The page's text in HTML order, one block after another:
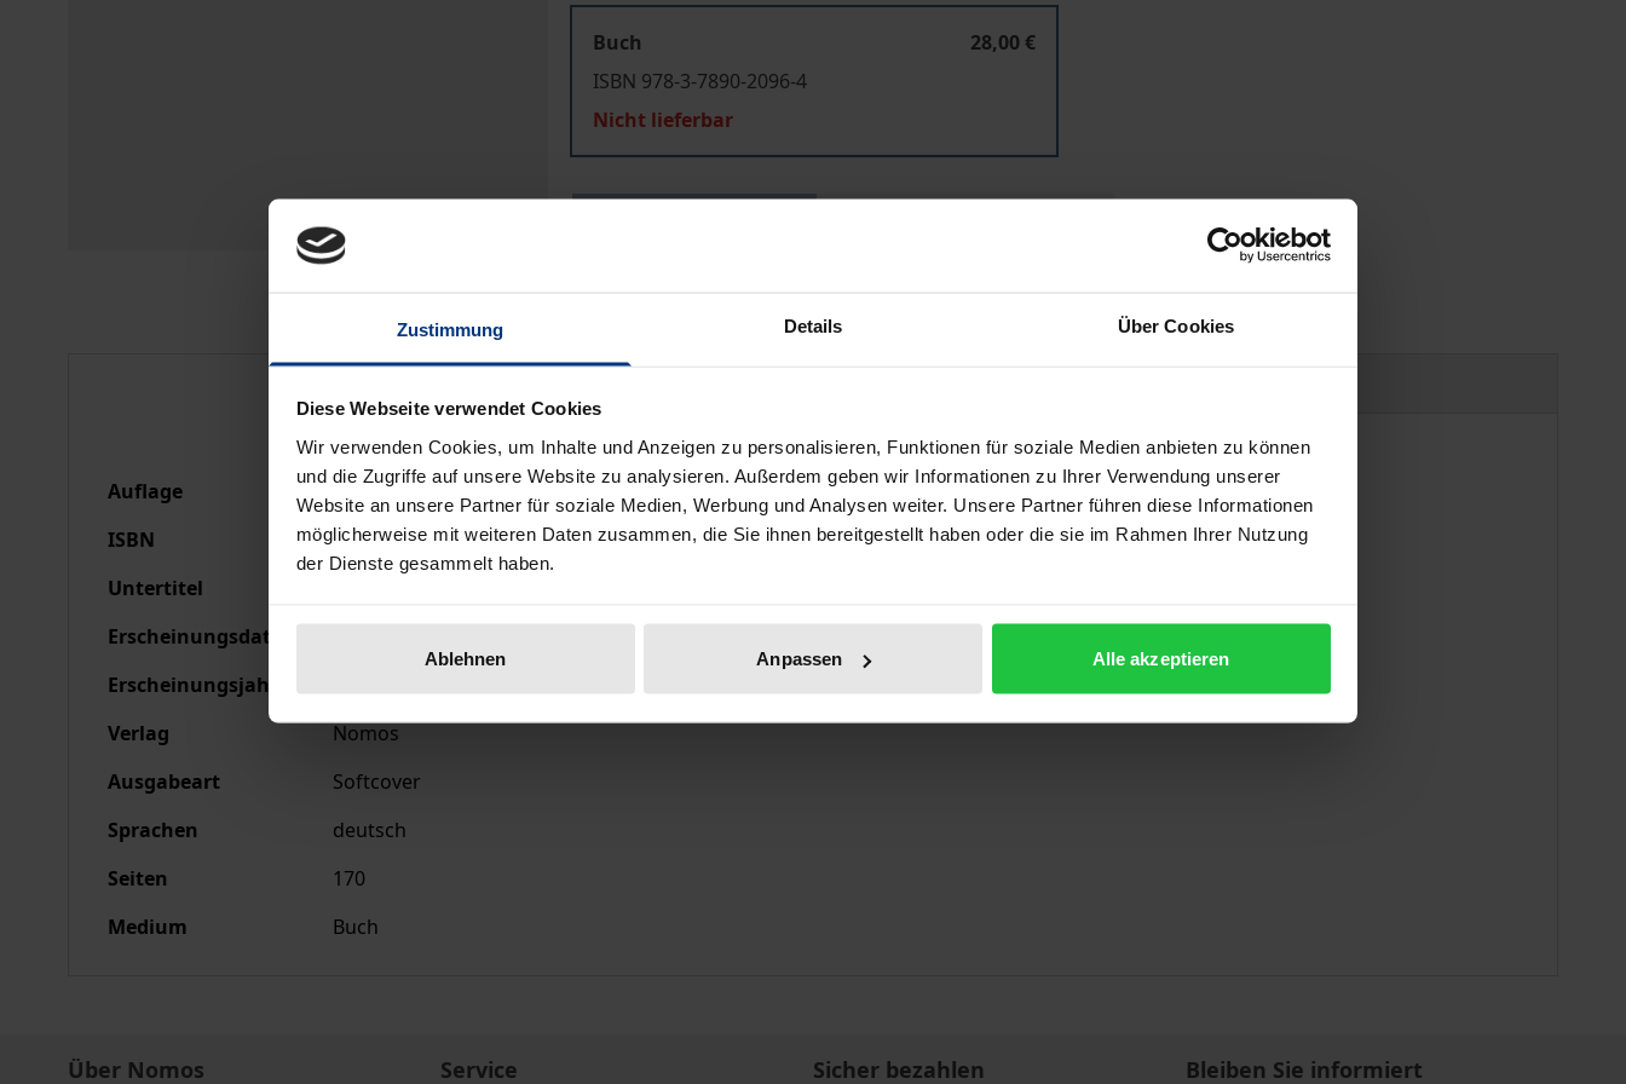
Zustimmung Details Über Cookies
Diese Webseite verwendet Cookies
Wir verwenden Cookies, um Inhalte und Anzeigen zu personalisieren, Funktionen für soziale Medien anbieten zu können
und die Zugriffe auf unsere Website zu analysieren. Außerdem geben wir Informationen zu Ihrer Verwendung unserer
Website an unsere Partner für soziale Medien, Werbung und Analysen weiter. Unsere Partner führen diese Informationen
möglicherweise mit weiteren Daten zusammen, die Sie ihnen bereitgestellt haben oder die sie im Rahmen Ihrer Nutzung
der Dienste gesammelt haben.
Ablehnen Anpassen Alle akzeptieren
Buch
28,00 €
ISBN 978-3-7890-2096-4
Nicht lieferbar
Auflage
1
ISBN
978-3-7890-2096-4
Untertitel
Erscheinungsdatum
Erscheinungsjahr
Verlag
Nomos
Ausgabeart
Softcover
Sprachen
deutsch
Seiten
170
Medium
Buch
Über Nomos Service Sicher bezahlen Bleiben Sie informiert